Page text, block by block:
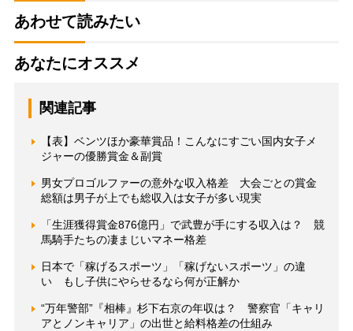
あわせて読みたい
あなたにオススメ
関連記事
【表】ベンツほか豪華賞品！こんなにすごい国内女子メ
ジャーの優勝賞金＆副賞
男女プロゴルファーの意外な収入格差 大会ごとの賞金
総額は男子が上でも総収入は女子が多い現実
「生涯獲得賞金876億円」で武豊が手にする収入は？ 競
馬騎手たちの凄まじいマネー格差
日本で「稼げるスポーツ」「稼げないスポーツ」の違
い もし子供にやらせるなら何が正解か
“万年警部”『相棒』杉下右京の年収は？ 警察官「キャリ
アとノンキャリア」の出世と給料格差の仕組み